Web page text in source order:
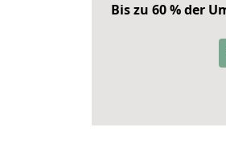
Bis zu 60 % der